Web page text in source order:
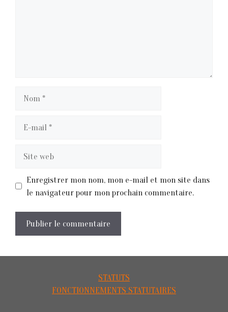
Enregistrer mon nom, mon e-mail et mon site dans
le navigateur pour mon prochain commentaire.
STATUTS
FONCTIONNEMENTS STATUTAIRES